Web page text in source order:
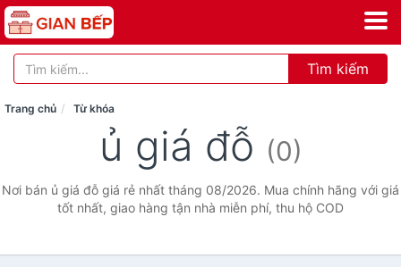
Tìm kiếm
Trang chủ Từ khóa
ủ giá đỗ (0)
Nơi bán ủ giá đỗ giá rẻ nhất tháng 08/2026. Mua chính hãng với giá
tốt nhất, giao hàng tận nhà miễn phí, thu hộ COD